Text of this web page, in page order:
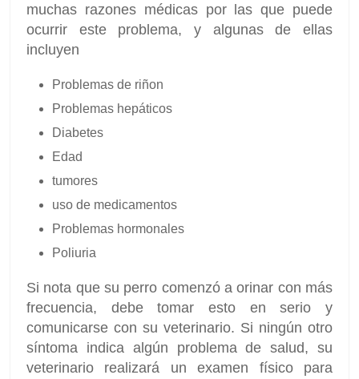
muchas razones médicas por las que puede
ocurrir este problema, y algunas de ellas
incluyen
Problemas de riñon
Problemas hepáticos
Diabetes
Edad
tumores
uso de medicamentos
Problemas hormonales
Poliuria
Si nota que su perro comenzó a orinar con más
frecuencia, debe tomar esto en serio y
comunicarse con su veterinario. Si ningún otro
síntoma indica algún problema de salud, su
veterinario realizará un examen físico para